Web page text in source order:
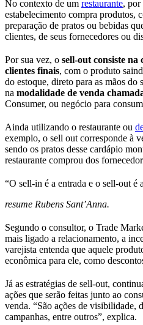
No contexto de um restaurante, por
estabelecimento compra produtos,
preparação de pratos ou bebidas
clientes, de seus fornecedores ou
Por sua vez, o sell-out consiste na
clientes finais, com o produto
do estoque, direto para as mãos
na modalidade de venda
Consumer, ou negócio para
Ainda utilizando o restaurante ou
exemplo, o sell out corresponde à
sendo os pratos desse cardápio
restaurante comprou dos
“O sell-in é a entrada e o sell-out é
resume Rubens Sant’Anna.
Segundo o consultor, o Trade
mais ligado a relacionamento, a
varejista entenda que aquele
econômica para ele, como
Já as estratégias de sell-out,
ações que serão feitas junto ao
venda. “São ações de visibilidade,
campanhas, entre outros”, explica.